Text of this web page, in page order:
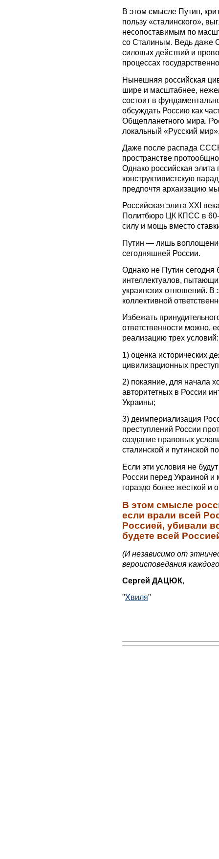
В этом смысле Путин,
пользу «сталинского»,
несопоставимым по
со Сталиным. Ведь даже
силовых действий и
процессах
Нынешняя российская
шире и масштабнее,
состоит в
обсуждать Россию как
Общепланетного мира.
локальный «Русский
Даже после распада
пространстве
Однако российская
конструктивистскую
предпочтя архаизацию
Российская элита XXI
Политбюро ЦК КПСС в 60-
силу и мощь вместо
Путин — лишь
сегодняшней России.
Однако не Путин сегодня
интеллектуалов,
украинских отношений. В
коллективной
Избежать
ответственности можно,
реализацию трех условий:
1) оценка исторических
цивилизационных
2) покаяние, для начала
авторитетных в России
Украины;
3) деимпериализация
преступлений России
создание правовых
сталинской и путинской
Если эти условия не
России перед Украиной и
гораздо более жесткой и
В этом смысле
если врали всей
Россией, убивали
будете всей
(И независимо от
вероисповедания
Сергей ДАЦЮК,
"Хвиля"